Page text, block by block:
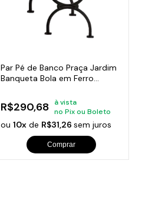
Par Pé de Banco Praça Jardim
Banqueta Bola em Ferro
R$290,68
à vista
no Pix ou Boleto
ou10x de R$31,26sem juros
Comprar